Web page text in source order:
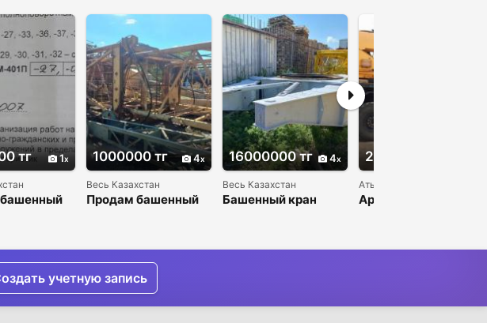
тг 1 1000000 тг 4
Весь Казахстан
Продам башенный
16000000 тг 4
Весь Казахстан
Башенный кран
2500000 тг
Атырау
Аренда автокрана
учетную запись